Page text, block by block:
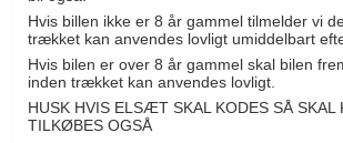
Hvis billen ikke er 8 år gammel tilmelder vi
trækket kan anvendes lovligt umiddelbart
Hvis bilen er over 8 år gammel skal bilen
inden trækket kan anvendes lovligt.
HUSK HVIS ELSÆT SKAL KODES SÅ SKAL
TILKØBES OGSÅ